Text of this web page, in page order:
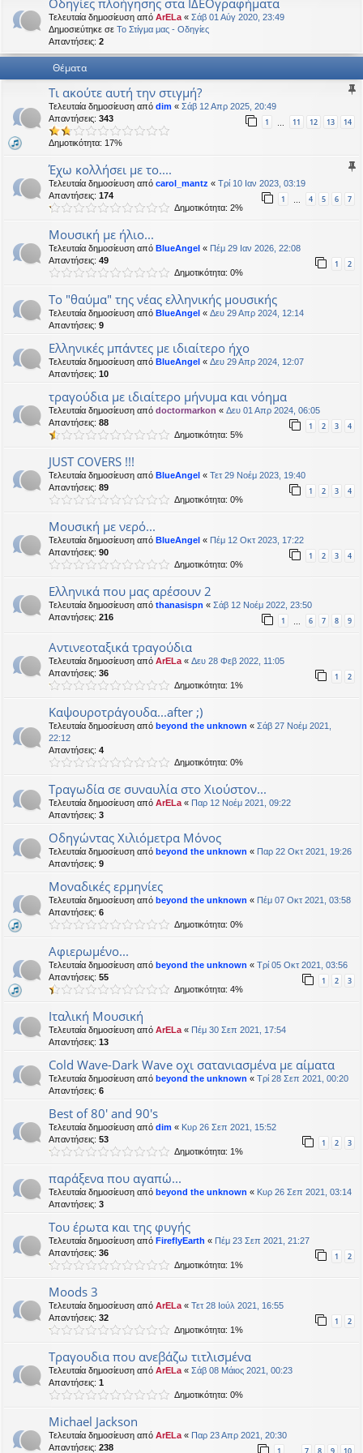
εις
Οδηγίες πλοήγησης στα ΙΔΕΟγραφήματα
Τελευταία δημοσίευση από ArELa « Σάβ 01 Αύγ 2020, 23:49
Δημοσιεύτηκε σε Το Στίγμα μας - Οδηγίες
Απαντήσεις: 2
Θέματα
Τι ακούτε αυτή την στιγμή?
Τελευταία δημοσίευση από dim « Σάβ 12 Απρ 2025, 20:49
Απαντήσεις: 343 1 … 11 12 13 14
Δημοτικότητα: 17%
Έχω κολλήσει με το....
Τελευταία δημοσίευση από carol_mantz « Τρί 10 Ιαν 2023, 03:19
Απαντήσεις: 174 1 … 4 5 6 7
Δημοτικότητα: 2%
Μουσική με ήλιο...
Τελευταία δημοσίευση από BlueAngel « Πέμ 29 Ιαν 2026, 22:08
Απαντήσεις: 49 1 2
Δημοτικότητα: 0%
Το "θαύμα" της νέας ελληνικής μουσικής
Τελευταία δημοσίευση από BlueAngel « Δευ 29 Απρ 2024, 12:14
Απαντήσεις: 9
Ελληνικές μπάντες με ιδιαίτερο ήχο
Τελευταία δημοσίευση από BlueAngel « Δευ 29 Απρ 2024, 12:07
Απαντήσεις: 10
τραγούδια με ιδιαίτερο μήνυμα και νόημα
Τελευταία δημοσίευση από doctormarkon « Δευ 01 Απρ 2024, 06:05
Απαντήσεις: 88 1 2 3 4
Δημοτικότητα: 5%
JUST COVERS !!!
Τελευταία δημοσίευση από BlueAngel « Τετ 29 Νοέμ 2023, 19:40
Απαντήσεις: 89 1 2 3 4
Δημοτικότητα: 0%
Μουσική με νερό...
Τελευταία δημοσίευση από BlueAngel « Πέμ 12 Οκτ 2023, 17:22
Απαντήσεις: 90 1 2 3 4
Δημοτικότητα: 0%
Ελληνικά που μας αρέσουν 2
Τελευταία δημοσίευση από thanasispn « Σάβ 12 Νοέμ 2022, 23:50
Απαντήσεις: 216 1 … 6 7 8 9
Aντινεοταξικά τραγούδια
Τελευταία δημοσίευση από ArELa « Δευ 28 Φεβ 2022, 11:05
Απαντήσεις: 36 1 2
Δημοτικότητα: 1%
Καψουροτράγουδα...after ;)
Τελευταία δημοσίευση από beyond the unknown « Σάβ 27 Νοέμ 2021,
22:12
Απαντήσεις: 4
Δημοτικότητα: 0%
Τραγωδία σε συναυλία στο Χιούστον...
Τελευταία δημοσίευση από ArELa « Παρ 12 Νοέμ 2021, 09:22
Απαντήσεις: 3
Οδηγώντας Χιλιόμετρα Μόνος
Τελευταία δημοσίευση από beyond the unknown « Παρ 22 Οκτ 2021, 19:26
Απαντήσεις: 9
Μοναδικές ερμηνίες
Τελευταία δημοσίευση από beyond the unknown « Πέμ 07 Οκτ 2021, 03:58
Απαντήσεις: 6
Δημοτικότητα: 0%
Αφιερωμένο...
Τελευταία δημοσίευση από beyond the unknown « Τρί 05 Οκτ 2021, 03:56
Απαντήσεις: 55 1 2 3
Δημοτικότητα: 4%
Ιταλική Μουσική
Τελευταία δημοσίευση από ArELa « Πέμ 30 Σεπ 2021, 17:54
Απαντήσεις: 13
Cold Wave-Dark Wave οχι σατανιασμένα με αίματα
Τελευταία δημοσίευση από beyond the unknown « Τρί 28 Σεπ 2021, 00:20
Απαντήσεις: 6
Best of 80' and 90's
Τελευταία δημοσίευση από dim « Κυρ 26 Σεπ 2021, 15:52
Απαντήσεις: 53 1 2 3
Δημοτικότητα: 1%
παράξενα που αγαπώ...
Τελευταία δημοσίευση από beyond the unknown « Κυρ 26 Σεπ 2021, 03:14
Απαντήσεις: 3
Του έρωτα και της φυγής
Τελευταία δημοσίευση από FireflyEarth « Πέμ 23 Σεπ 2021, 21:27
Απαντήσεις: 36 1 2
Δημοτικότητα: 1%
Moods 3
Τελευταία δημοσίευση από ArELa « Τετ 28 Ιούλ 2021, 16:55
Απαντήσεις: 32 1 2
Δημοτικότητα: 1%
Τραγουδια που ανεβάζω τιτλισμένα
Τελευταία δημοσίευση από ArELa « Σάβ 08 Μάιος 2021, 00:23
Απαντήσεις: 1
Δημοτικότητα: 0%
Michael Jackson
Τελευταία δημοσίευση από ArELa « Παρ 23 Απρ 2021, 20:30
Απαντήσεις: 238